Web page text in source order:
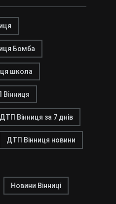
Бомба
школа
ДТП Вінниця за 7 днів
ДТП Вінниця новини
Новини Вінниці